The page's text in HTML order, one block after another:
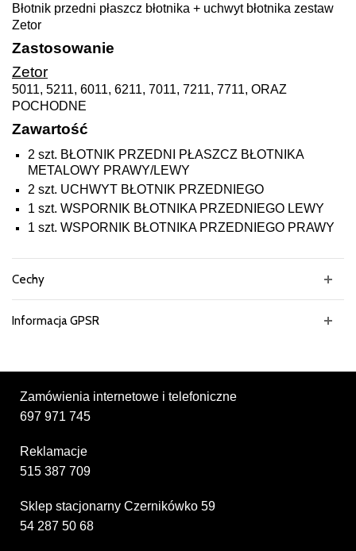
Błotnik przedni płaszcz błotnika + uchwyt błotnika zestaw
Zetor
Zastosowanie
Zetor
5011, 5211, 6011, 6211, 7011, 7211, 7711, ORAZ
POCHODNE
Zawartość
2 szt. BŁOTNIK PRZEDNI PŁASZCZ BŁOTNIKA
METALOWY PRAWY/LEWY
2 szt. UCHWYT BŁOTNIK PRZEDNIEGO
1 szt. WSPORNIK BŁOTNIKA PRZEDNIEGO LEWY
1 szt. WSPORNIK BŁOTNIKA PRZEDNIEGO PRAWY
Cechy
Informacja GPSR
Zamówienia internetowe i telefoniczne
697 971 745
Reklamacje
515 387 709
Sklep stacjonarny Czernikówko 59
54 287 50 68